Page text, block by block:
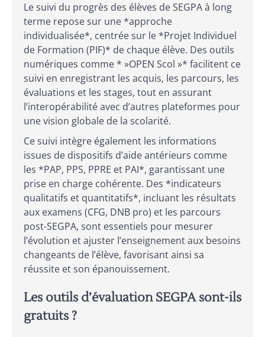
Le suivi du progrès des élèves de SEGPA à long
terme repose sur une *approche
individualisée*, centrée sur le *Projet Individuel
de Formation (PIF)* de chaque élève. Des outils
numériques comme * »OPEN Scol »* facilitent ce
suivi en enregistrant les acquis, les parcours, les
évaluations et les stages, tout en assurant
l’interopérabilité avec d’autres plateformes pour
une vision globale de la scolarité.
Ce suivi intègre également les informations
issues de dispositifs d’aide antérieurs comme
les *PAP, PPS, PPRE et PAI*, garantissant une
prise en charge cohérente. Des *indicateurs
qualitatifs et quantitatifs*, incluant les résultats
aux examens (CFG, DNB pro) et les parcours
post-SEGPA, sont essentiels pour mesurer
l’évolution et ajuster l’enseignement aux besoins
changeants de l’élève, favorisant ainsi sa
réussite et son épanouissement.
Les outils d’évaluation SEGPA sont-ils
gratuits ?